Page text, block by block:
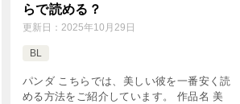
らで読める？
更新日： 2025年10月29日
BL
パンダ こちらでは、美しい彼を一番安く読
める方法をご紹介しています。 作品名 美